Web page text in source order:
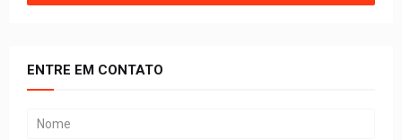
ENTRE EM CONTATO